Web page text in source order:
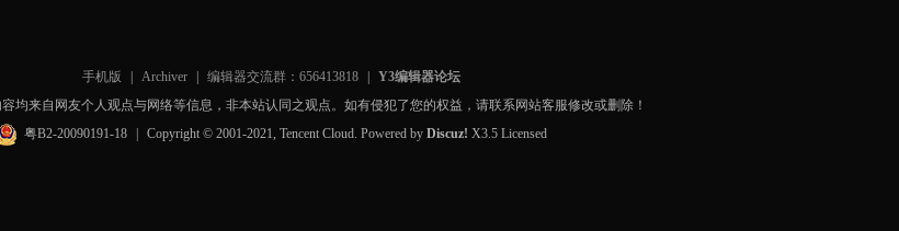
手机版 Archiver 编辑器交流群：656413818
Y3编辑器论坛
均来自网友个人观点与网络等信息，非本站认同之观点。如有侵犯了您的权益，请联系网站客服修改或删除！
粤B2-20090191-18
Copyright © 2001-2021, Tencent Cloud. Powered byDiscuz! X3.5 Licensed